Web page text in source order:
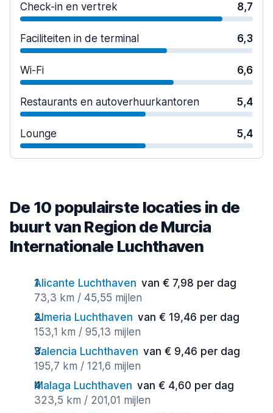
Check-in en vertrek 8,7
Faciliteiten in de terminal 6,3
Wi-Fi 6,6
Restaurants en autoverhuurkantoren 5,4
Lounge 5,4
De 10 populairste locaties in de
buurt van Region de Murcia
Internationale Luchthaven
Alicante Luchthaven van € 7,98 per dag
73,3 km / 45,55 mijlen
Almeria Luchthaven van € 19,46 per dag
153,1 km / 95,13 mijlen
Valencia Luchthaven van € 9,46 per dag
195,7 km / 121,6 mijlen
Malaga Luchthaven van € 4,60 per dag
323,5 km / 201,01 mijlen